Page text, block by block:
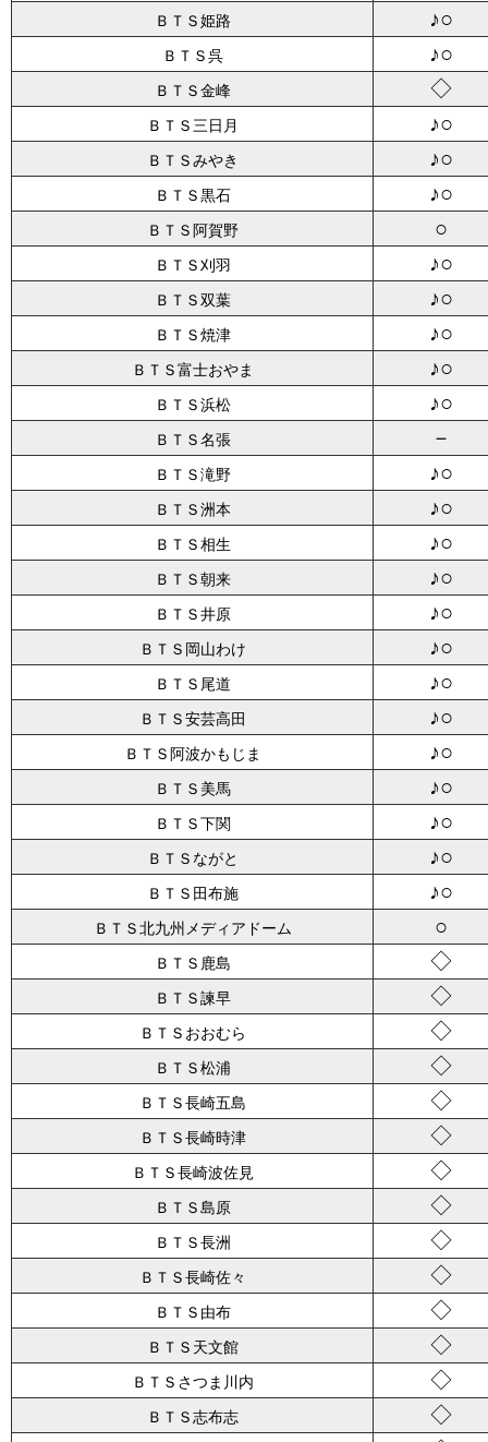
ＢＴＳ姫路 ♪○
ＢＴＳ呉 ♪○
ＢＴＳ金峰 ◇
ＢＴＳ三日月 ♪○
ＢＴＳみやき ♪○
ＢＴＳ黒石 ♪○
ＢＴＳ阿賀野 ○
ＢＴＳ刈羽 ♪○
ＢＴＳ双葉 ♪○
ＢＴＳ焼津 ♪○
ＢＴＳ富士おやま ♪○
ＢＴＳ浜松 ♪○
ＢＴＳ名張 －
ＢＴＳ滝野 ♪○
ＢＴＳ洲本 ♪○
ＢＴＳ相生 ♪○
ＢＴＳ朝来 ♪○
ＢＴＳ井原 ♪○
ＢＴＳ岡山わけ ♪○
ＢＴＳ尾道 ♪○
ＢＴＳ安芸高田 ♪○
ＢＴＳ阿波かもじま ♪○
ＢＴＳ美馬 ♪○
ＢＴＳ下関 ♪○
ＢＴＳながと ♪○
ＢＴＳ田布施 ♪○
ＢＴＳ北九州メディアドーム ○
ＢＴＳ鹿島 ◇
ＢＴＳ諫早 ◇
ＢＴＳおおむら ◇
ＢＴＳ松浦 ◇
ＢＴＳ長崎五島 ◇
ＢＴＳ長崎時津 ◇
ＢＴＳ長崎波佐見 ◇
ＢＴＳ島原 ◇
ＢＴＳ長洲 ◇
ＢＴＳ長崎佐々 ◇
ＢＴＳ由布 ◇
ＢＴＳ天文館 ◇
ＢＴＳさつま川内 ◇
ＢＴＳ志布志
◇